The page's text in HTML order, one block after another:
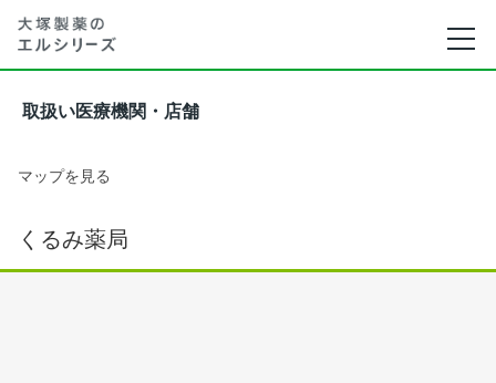
取扱い医療機関・店舗
マップを見る
くるみ薬局